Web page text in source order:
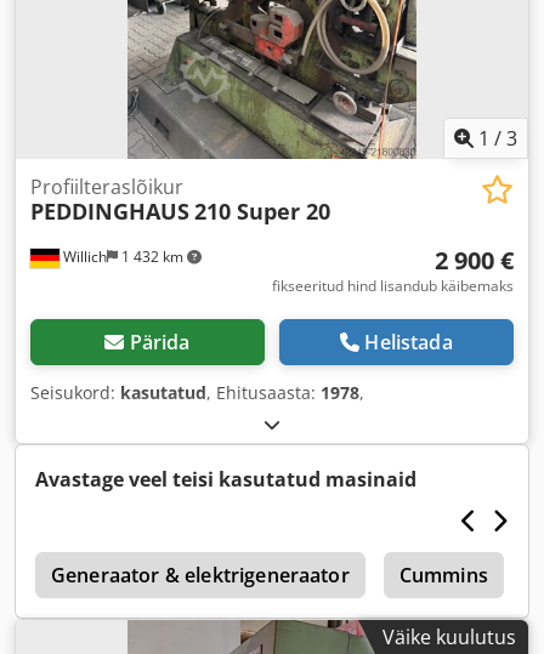
1 /3
Willich 1 432 km
Profiilteraslõikur
PEDDINGHAUS210 Super 20
2 900 €
fikseeritud hind lisandub käibemaks
Pärida Helistada
Seisukord: kasutatud, Ehitusaasta: 1978,
Avastage veel teisi kasutatud masinaid
Generaator & elektrigeneraator Cummins
Väike kuulutus